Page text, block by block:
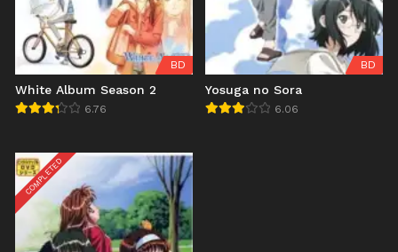
BD
White Album Season 2
6.76
BD
Yosuga no Sora
6.06
COMPLETED